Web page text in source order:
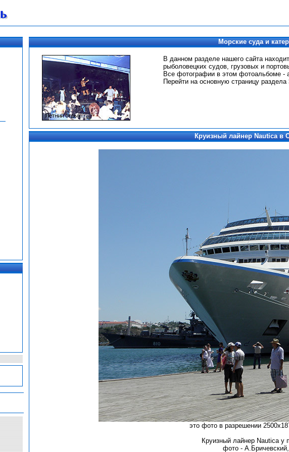
Морские суда и
В данном разделе нашего сайта
рыболовецких судов, грузовых и
Все фотографии в этом фотоальбоме -
Перейти на основную страницу раздела
Круизный лайнер Nautica в
это фото в разрешении
Круизный лайнер Nautica у
фото -